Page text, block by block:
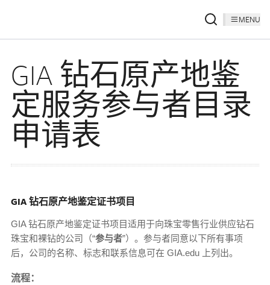
MENU
GIA 钻石原产地鉴
定服务参与者目录
申请表
GIA 钻石原产地鉴定证书项目
GIA 钻石原产地鉴定证书项目适用于向珠宝零售行业供应钻石
珠宝和裸钻的公司（“参与者”）。参与者同意以下所有事项
后，公司的名称、标志和联系信息可在 GIA.edu 上列出。
流程：